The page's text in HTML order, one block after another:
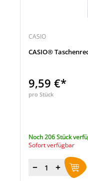
CASIO
CASIO®
9,59 €*
pro Stück
Noch 206 Stück
Sofort verfügbar
Menge